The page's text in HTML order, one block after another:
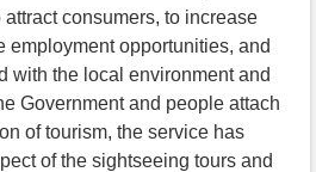
consumers, to increase
employment opportunities, and
with the local environment and
Government and people attach
of tourism, the service has
of the sightseeing tours and